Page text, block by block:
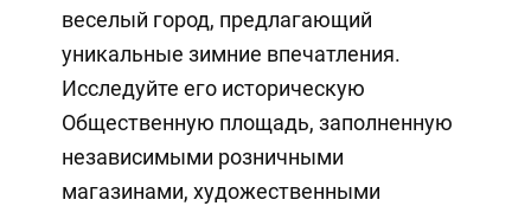
веселый город, предлагающий
уникальные зимние впечатления.
Исследуйте его историческую
Общественную площадь, заполненную
независимыми розничными
магазинами, художественными